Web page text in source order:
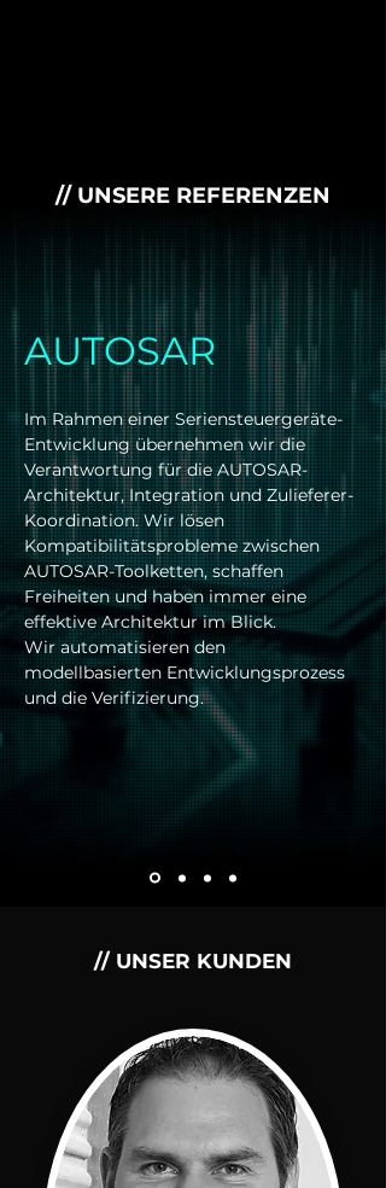
// UNSERE REFERENZEN
AUTOSAR
Im Rahmen einer Seriensteuergeräte-
Entwicklung übernehmen wir die
Verantwortung für die AUTOSAR-
Architektur, Integration und Zulieferer-
Koordination. Wir lösen
Kompatibilitätsprobleme zwischen
AUTOSAR-Toolketten, schaffen
Freiheiten und haben immer eine
effektive Architektur im Blick.
Wir automatisieren den
modellbasierten Entwicklungsprozess
und die Verifizierung.
// UNSER KUNDEN